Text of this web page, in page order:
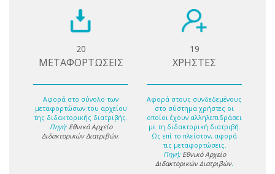
20
ΜΕΤΑΦΟΡΤΩΣΕΙΣ
Αφορά στο σύνολο των
μεταφορτώσων του αρχείου
της διδακτορικής διατριβής.
Πηγή: Εθνικό Αρχείο
Διδακτορικών Διατριβών.
19
ΧΡΗΣΤΕΣ
Αφορά στους συνδεδεμένους
στο σύστημα χρήστες οι
οποίοι έχουν αλληλεπιδράσει
με τη διδακτορική διατριβή.
Ως επί το πλείστον, αφορά
τις μεταφορτώσεις.
Πηγή: Εθνικό Αρχείο
Διδακτορικών Διατριβών.